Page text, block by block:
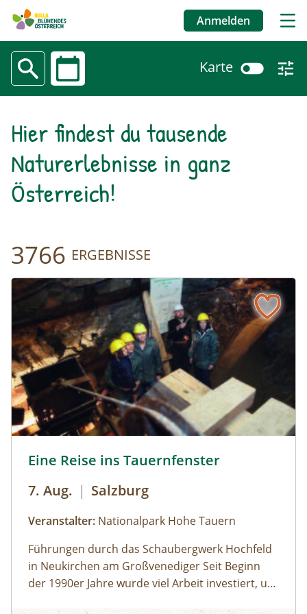
Direkt
Inhalt
Benutzermenü
Anmelden
Datum Karte
Naturerlebnisse
Hier findest du tausende
Naturerlebnisse in ganz
Österreich!
3766 ERGEBNISSE
Eine Reise ins Tauernfenster
7. Aug. | Salzburg
Veranstalter: Nationalpark Hohe Tauern
Führungen durch das Schaubergwerk Hochfeld
in Neukirchen am Großvenediger Seit Beginn
der 1990er Jahre wurde viel Arbeit investiert, um